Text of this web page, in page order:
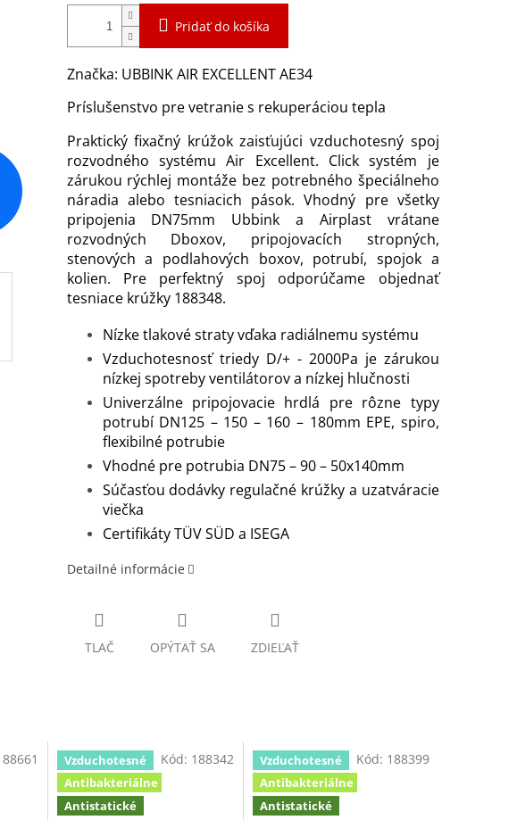
Pridať do košíka
Značka: UBBINK AIR EXCELLENT AE34
Príslušenstvo pre vetranie s rekuperáciou tepla
Praktický fixačný krúžok zaisťujúci vzduchotesný spoj
rozvodného systému Air Excellent. Click systém je
zárukou rýchlej montáže bez potrebného špeciálneho
náradia alebo tesniacich pások. Vhodný pre všetky
pripojenia DN75mm Ubbink a Airplast vrátane
rozvodných Dboxov, pripojovacích stropných,
stenových a podlahových boxov, potrubí, spojok a
kolien. Pre perfektný spoj odporúčame objednať
tesniace krúžky 188348.
Nízke tlakové straty vďaka radiálnemu systému
Vzduchotesnosť triedy D/+ - 2000Pa je zárukou
nízkej spotreby ventilátorov a nízkej hlučnosti
Univerzálne pripojovacie hrdlá pre rôzne typy
potrubí DN125 – 150 – 160 – 180mm EPE, spiro,
flexibilné potrubie
Vhodné pre potrubia DN75 – 90 – 50x140mm
Súčasťou dodávky regulačné krúžky a uzatváracie
viečka
Certifikáty TÜV SÜD a ISEGA
Detailné informácie
TLAČ OPÝTAŤ SA ZDIEĽAŤ
Vzduchotesné
Antibakteriálne
Antistatické
Kód: 188342
Vzduchotesné
Antibakteriálne
Antistatické
Kód: 188399